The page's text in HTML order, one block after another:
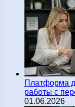
Платформа
работы с
01.06.2026